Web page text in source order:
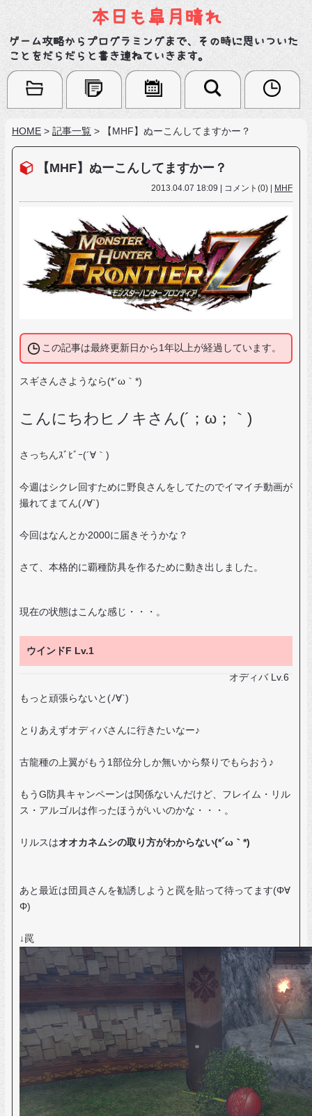
本日も皐月晴れ
ゲーム攻略からプログラミングまで、その時に思いついた
ことをだらだらと書き連ねていきます。
HOME > 記事一覧 > 【MHF】ぬーこんしてますかー？
【MHF】ぬーこんしてますかー？
2013.04.07 18:09 | コメント(0) | MHF
この記事は最終更新日から1年以上が経過しています。
スギさんさようなら(*´ω｀*)
こんにちわヒノキさん(´；ω；｀)
さっちんｽﾞﾋﾞｰ(´∀｀)
今週はシクレ回すために野良さんをしてたのでイマイチ動画が
撮れてまてん(ﾉ∀`)
今回はなんとか2000に届きそうかな？
さて、本格的に覇種防具を作るために動き出しました。
現在の状態はこんな感じ・・・。
ウインドF Lv.1
オディバ Lv.6
もっと頑張らないと(ﾉ∀`)
とりあえずオディバさんに行きたいなー♪
古龍種の上翼がもう1部位分しか無いから祭りでもらおう♪
もうG防具キャンペーンは関係ないんだけど、フレイム・リル
ス・アルゴルは作ったほうがいいのかな・・・。
リルスはオオカネムシの取り方がわからない(*´ω｀*)
あと最近は団員さんを勧誘しようと罠を貼って待ってます(Φ∀
Φ)
↓罠